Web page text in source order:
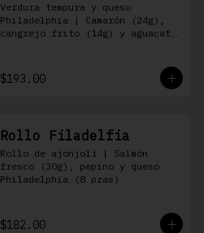
Verdura tempura y queso
Philadelphia | Camarón (24g),
cangrejo frito (14g) y aguacate
$193.00
Rollo Filadelfia
Rollo de ajonjolí | Salmón
fresco (30g), pepino y queso
Philadelphia (8 pzas)
$182.00